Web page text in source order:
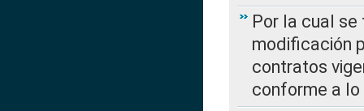
Por la cual
modificación
contratos
conforme a lo